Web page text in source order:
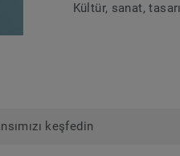
Kültür, sanat,
keşfedin